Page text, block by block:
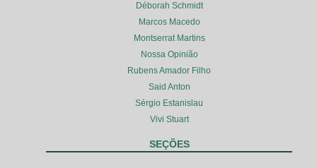
Déborah Schmidt
Marcos Macedo
Montserrat Martins
Nossa Opinião
Rubens Amador Filho
Said Anton
Sérgio Estanislau
Vivi Stuart
SEÇÕES